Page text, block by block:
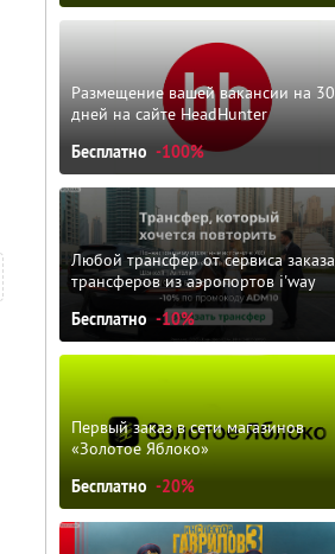
Размещение вашей вакансии на 30
дней на сайте HeadHunter
Бесплатно -100%
Любой трансфер от сервиса заказа
трансферов из аэропортов i'way
Бесплатно -10%
Первый заказ в сети магазинов
«Золотое Яблоко»
Бесплатно -20%